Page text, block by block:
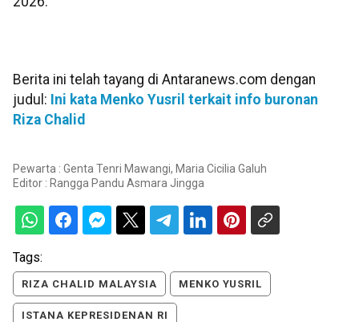
Berita ini telah tayang di Antaranews.com dengan
judul: Ini kata Menko Yusril terkait info buronan
Riza Chalid
Pewarta : Genta Tenri Mawangi, Maria Cicilia Galuh
Editor : Rangga Pandu Asmara Jingga
Tags:
RIZA CHALID MALAYSIA MENKO YUSRIL
ISTANA KEPRESIDENAN RI